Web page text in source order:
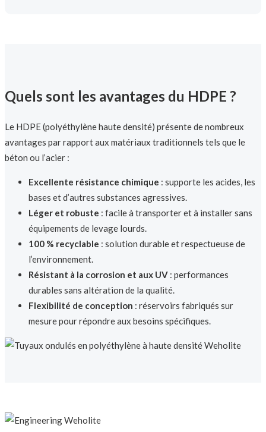
Quels sont les avantages du HDPE ?
Le HDPE (polyéthylène haute densité) présente de nombreux
avantages par rapport aux matériaux traditionnels tels que le
béton ou l’acier :
Excellente résistance chimique : supporte les acides, les
bases et d’autres substances agressives.
Léger et robuste : facile à transporter et à installer sans
équipements de levage lourds.
100 % recyclable : solution durable et respectueuse de
l’environnement.
Résistant à la corrosion et aux UV : performances
durables sans altération de la qualité.
Flexibilité de conception : réservoirs fabriqués sur
mesure pour répondre aux besoins spécifiques.